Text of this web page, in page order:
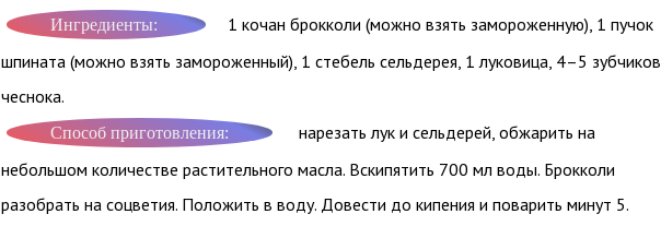
Ингредиенты:
1 кочан брокколи (можно взять замороженную), 1 пучок
шпината (можно взять замороженный), 1 стебель сельдерея, 1 луковица, 4–5 зубчиков
чеснока.
Способ приготовления:
нарезать лук и сельдерей, обжарить на
небольшом количестве растительного масла. Вскипятить 700 мл воды. Брокколи
разобрать на соцветия. Положить в воду. Довести до кипения и поварить минут 5.